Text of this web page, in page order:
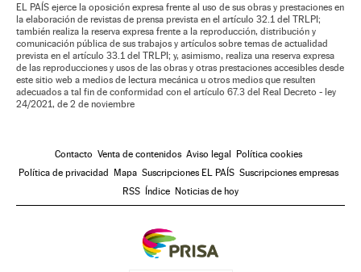
EL PAÍS ejerce la oposición expresa frente al uso de sus obras y prestaciones en
la elaboración de revistas de prensa prevista en el artículo 32.1 del TRLPI;
también realiza la reserva expresa frente a la reproducción, distribución y
comunicación pública de sus trabajos y artículos sobre temas de actualidad
prevista en el artículo 33.1 del TRLPI; y, asimismo, realiza una reserva expresa
de las reproducciones y usos de las obras y otras prestaciones accesibles desde
este sitio web a medios de lectura mecánica u otros medios que resulten
adecuados a tal fin de conformidad con el artículo 67.3 del Real Decreto - ley
24/2021, de 2 de noviembre
Contacto Venta de contenidos Aviso legal Política cookies
Política de privacidad Mapa Suscripciones EL PAÍS Suscripciones empresas
RSS Índice Noticias de hoy